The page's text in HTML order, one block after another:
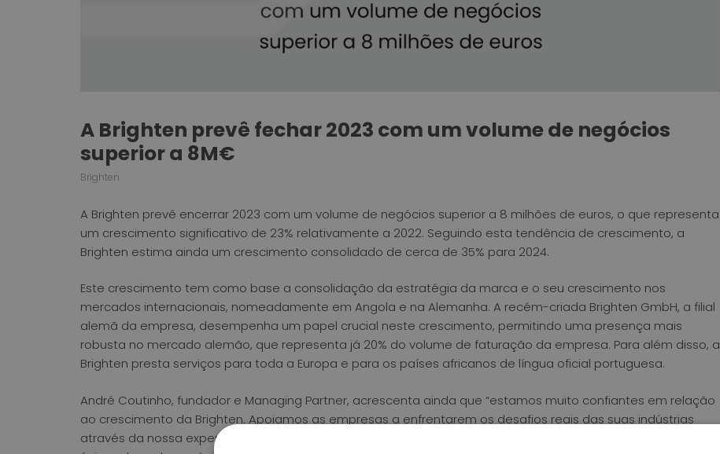
A Brighten prevê fechar 2023 com um volume de negócios
superior a 8M€
Brighten
A Brighten prevê encerrar 2023 com um volume de negócios superior a 8 milhões de euros, o que representa
um crescimento significativo de 23% relativamente a 2022. Seguindo esta tendência de crescimento, a
Brighten estima ainda um crescimento consolidado de cerca de 35% para 2024.
Este crescimento tem como base a consolidação da estratégia da marca e o seu crescimento nos
mercados internacionais, nomeadamente em Angola e na Alemanha. A recém-criada Brighten GmbH, a filial
alemã da empresa, desempenha um papel crucial neste crescimento, permitindo uma presença mais
robusta no mercado alemão, que representa já 20% do volume de faturação da empresa. Para além disso, a
Brighten presta serviços para toda a Europa e para os países africanos de língua oficial portuguesa.
André Coutinho, fundador e Managing Partner, acrescenta ainda que “estamos muito confiantes em relação
ao crescimento da Brighten. Apoiamos as empresas a enfrentarem os desafios reais das suas indústrias
através da nossa expertise e das nossas soluções tecnológicas inovadoras, adaptadas às necessidades